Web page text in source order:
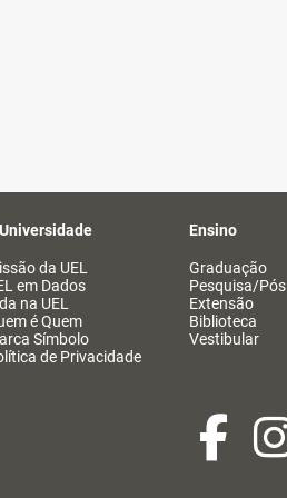
da UEL
em Dados
na UEL
é Quem
Símbolo
de Privacidade
Ensino
Graduação
Pesquisa/Pós
Extensão
Biblioteca
Vestibular